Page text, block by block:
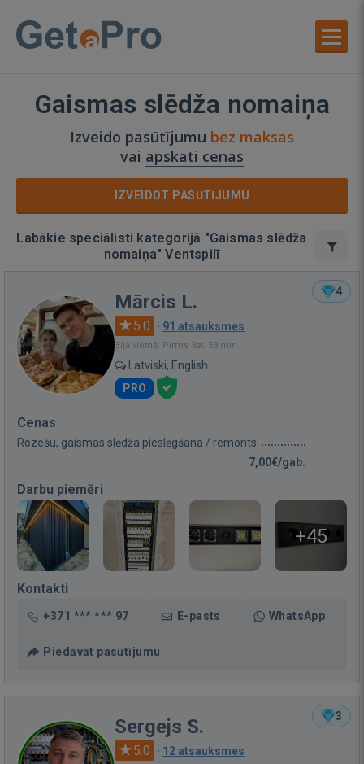
Gaismas slēdža nomaiņa
Izveido pasūtījumu bez maksas
vai apskati cenas
IZVEIDOT PASŪTĪJUMU
Labākie speciālisti kategorijā "Gaismas slēdža
nomaiņa" Ventspilī
4
Mārcis L.
5.0 · 91 atsauksmes
Bija vietnē: Pirms 3st. 53 min.
Latviski, English
PRO
Cenas
Rozešu, gaismas slēdža pieslēgšana / remonts
7,00€/gab.
Darbu piemēri
+45
Kontakti
+371 *** *** 97 E-pasts WhatsApp
Piedāvāt pasūtījumu
3
Sergejs S.
5.0 · 12 atsauksmes